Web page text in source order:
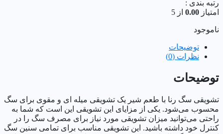
رتبه بندی :
امتیاز 0.00 از 5
ناموجود
توضیحات
نظرات (0)
توضیحات
تشویقی سگ رنا با طعم شیر یک تشویقی میله ای و مقوی برای سگ
محسوب می‌شود. یکی از مزایای این تشویقی این است که شما به
راحتی می‌توانید میزان تشویقی مورد نیاز برای مصرف سگ را در
کنترل خود داشته باشید. این تشویقی مناسب برای تمامی سنین سگ